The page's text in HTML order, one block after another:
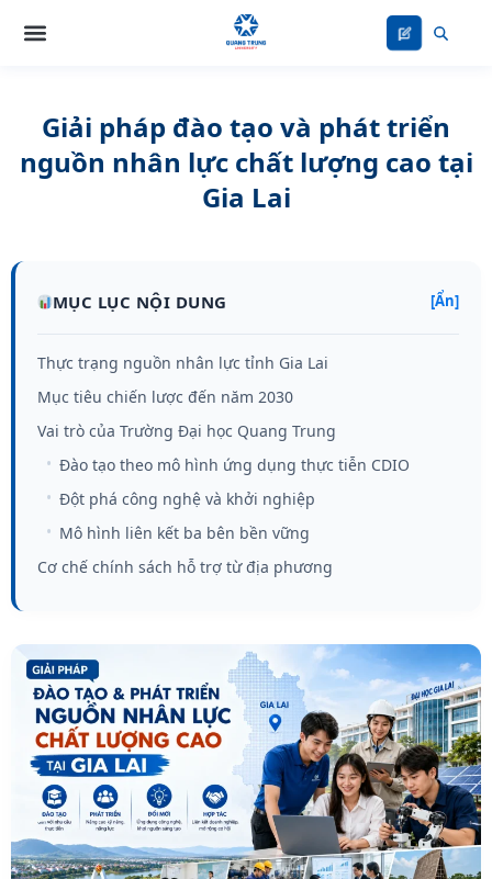
Giải pháp đào tạo và phát triển
nguồn nhân lực chất lượng cao tại
Gia Lai
MỤC LỤC NỘI DUNG [Ẩn]
Thực trạng nguồn nhân lực tỉnh Gia Lai
Mục tiêu chiến lược đến năm 2030
Vai trò của Trường Đại học Quang Trung
Đào tạo theo mô hình ứng dụng thực tiễn CDIO
Đột phá công nghệ và khởi nghiệp
Mô hình liên kết ba bên bền vững
Cơ chế chính sách hỗ trợ từ địa phương